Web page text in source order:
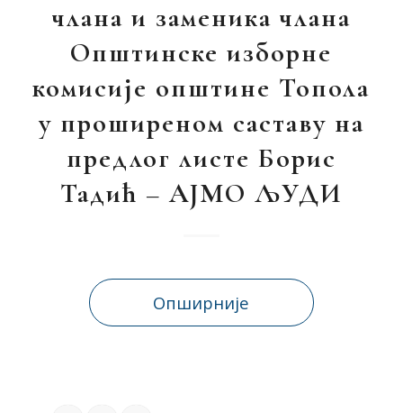
члана и заменика члана
Општинске изборне
комисије општине Топола
у проширеном саставу на
предлог листе Борис
Тадић – АЈМО ЉУДИ
Опширније